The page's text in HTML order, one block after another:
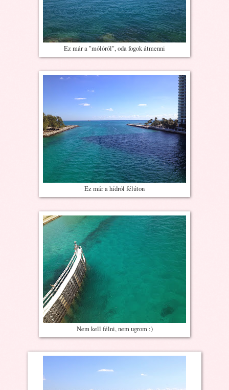
Ez már a "mólóról", oda fogok átmenni
Ez már a hídról félúton
Nem kell félni, nem ugrom :)